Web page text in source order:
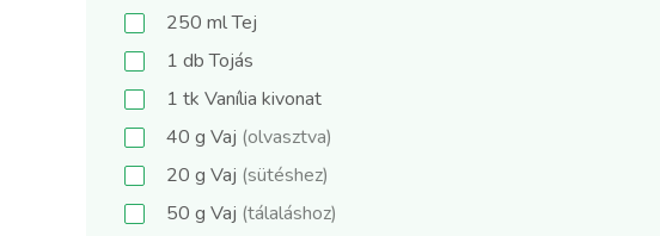
250 mlTej
1 dbTojás
1 tk Vanília kivonat
40 g Vaj (olvasztva)
20 g Vaj (sütéshez)
50 g Vaj (tálaláshoz)